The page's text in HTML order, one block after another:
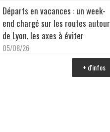
Départs en vacances : un week-
end chargé sur les routes autour
de Lyon, les axes à éviter
05/08/26
+ d'infos